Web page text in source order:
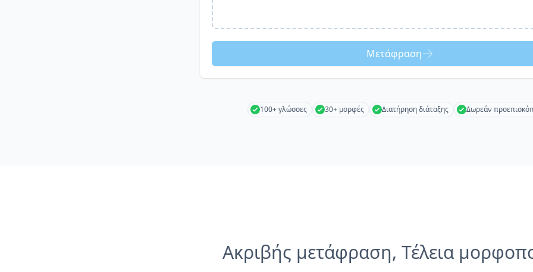
Μετάφραση
100+ γλώσσες 30+ μορφές Διατήρηση διάταξης Δωρεάν
Ακριβής μετάφραση, Τέλεια